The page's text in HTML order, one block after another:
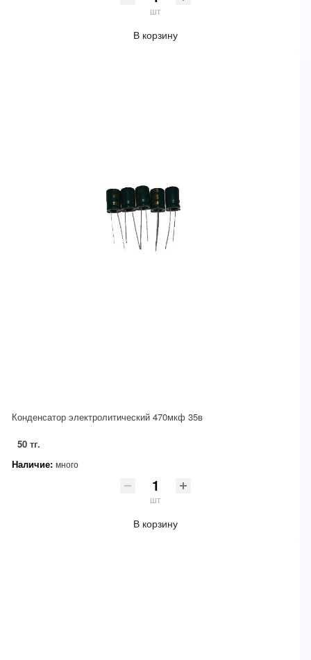
шт
В корзину
Конденсатор электролитический 470мкф 35в
50 тг.
Наличие: много
шт
В корзину